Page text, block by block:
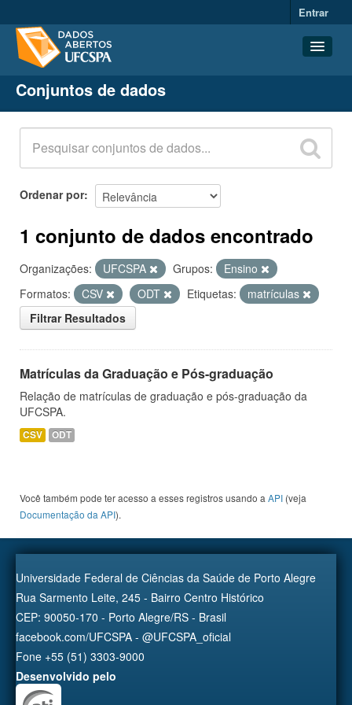
Entrar
Conjuntos de dados
Organizações
Grupos
Sobre
Conjuntos de dados
Ordenar por
1 conjunto de dados encontrado
Organizações: UFCSPA Grupos:
Ensino
Formatos:
CSV ODT Etiquetas:
matrículas
Filtrar Resultados
Matrículas da Graduação e Pós-graduação
Relação de matrículas de graduação e pós-graduação da
UFCSPA.
CSV ODT
Você também pode ter acesso a esses registros usando a API (veja
Documentação da API).
Universidade Federal de Ciências da Saúde de Porto Alegre
Rua Sarmento Leite, 245 - Bairro Centro Histórico
CEP: 90050-170 - Porto Alegre/RS - Brasil
facebook.com/UFCSPA - @UFCSPA_oficial
Fone +55 (51) 3303-9000
Desenvolvido pelo